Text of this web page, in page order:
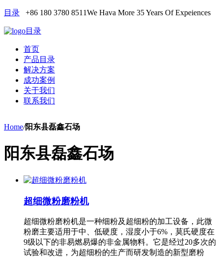
目录 +86 180 3780 8511We Hava More 35 Years Of Expeiences
目录
首页
产品目录
解决方案
成功案例
关于我们
联系我们
Home/阳东县磊鑫石场
阳东县磊鑫石场
超细微粉磨粉机
超细微粉磨粉机是一种细粉及超细粉的加工设备，此微
粉磨主要适用于中、低硬度，湿度小于6%，莫氏硬度在
9级以下的非易燃易爆的非金属物料。它是经过20多次的
试验和改进，为超细粉的生产而研发制造的新型磨粉